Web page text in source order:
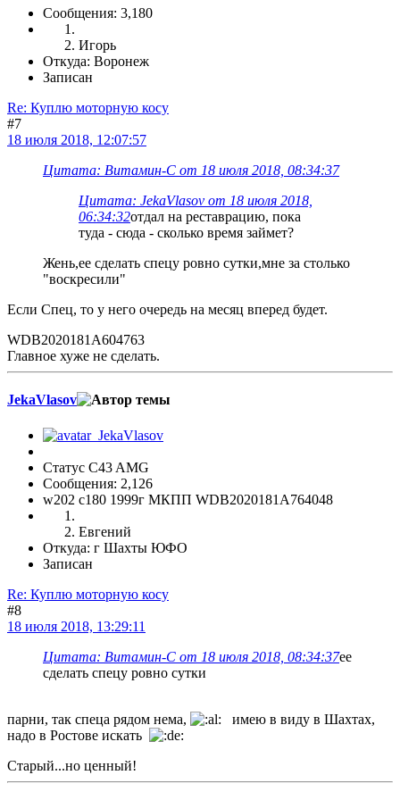
Сообщения: 3,180
Игорь
Откуда: Воронеж
Записан
Re: Куплю моторную косу
#7
18 июля 2018, 12:07:57
Цитата: Витамин-С от 18 июля 2018, 08:34:37
Цитата: JekaVlasov от 18 июля 2018,
06:34:32отдал на реставрацию, пока
туда - сюда - сколько время займет?
Жень,ее сделать спецу ровно сутки,мне за столько
"воскресили"
Если Спец, то у него очередь на месяц вперед будет.
WDB2020181A604763
Главное хуже не сделать.
JekaVlasov
Статус C43 AMG
Сообщения: 2,126
w202 c180 1999г МКПП WDB2020181A764048
Евгений
Откуда: г Шахты ЮФО
Записан
Re: Куплю моторную косу
#8
18 июля 2018, 13:29:11
Цитата: Витамин-С от 18 июля 2018, 08:34:37ее
сделать спецу ровно сутки
парни, так спеца рядом нема,
имею в виду в Шахтах,
надо в Ростове искать
Старый...но ценный!